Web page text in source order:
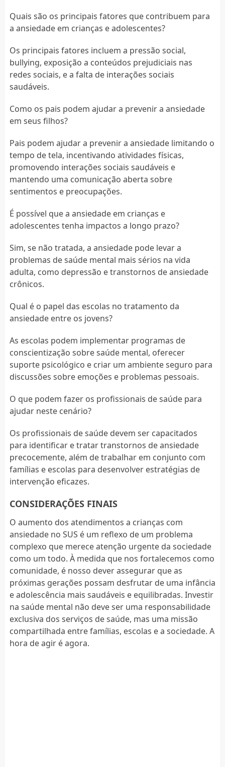
Quais são os principais fatores que contribuem para
a ansiedade em crianças e adolescentes?
Os principais fatores incluem a pressão social,
bullying, exposição a conteúdos prejudiciais nas
redes sociais, e a falta de interações sociais
saudáveis.
Como os pais podem ajudar a prevenir a ansiedade
em seus filhos?
Pais podem ajudar a prevenir a ansiedade limitando o
tempo de tela, incentivando atividades físicas,
promovendo interações sociais saudáveis e
mantendo uma comunicação aberta sobre
sentimentos e preocupações.
É possível que a ansiedade em crianças e
adolescentes tenha impactos a longo prazo?
Sim, se não tratada, a ansiedade pode levar a
problemas de saúde mental mais sérios na vida
adulta, como depressão e transtornos de ansiedade
crônicos.
Qual é o papel das escolas no tratamento da
ansiedade entre os jovens?
As escolas podem implementar programas de
conscientização sobre saúde mental, oferecer
suporte psicológico e criar um ambiente seguro para
discussões sobre emoções e problemas pessoais.
O que podem fazer os profissionais de saúde para
ajudar neste cenário?
Os profissionais de saúde devem ser capacitados
para identificar e tratar transtornos de ansiedade
precocemente, além de trabalhar em conjunto com
famílias e escolas para desenvolver estratégias de
intervenção eficazes.
CONSIDERAÇÕES FINAIS
O aumento dos atendimentos a crianças com
ansiedade no SUS é um reflexo de um problema
complexo que merece atenção urgente da sociedade
como um todo. À medida que nos fortalecemos como
comunidade, é nosso dever assegurar que as
próximas gerações possam desfrutar de uma infância
e adolescência mais saudáveis e equilibradas. Investir
na saúde mental não deve ser uma responsabilidade
exclusiva dos serviços de saúde, mas uma missão
compartilhada entre famílias, escolas e a sociedade. A
hora de agir é agora.